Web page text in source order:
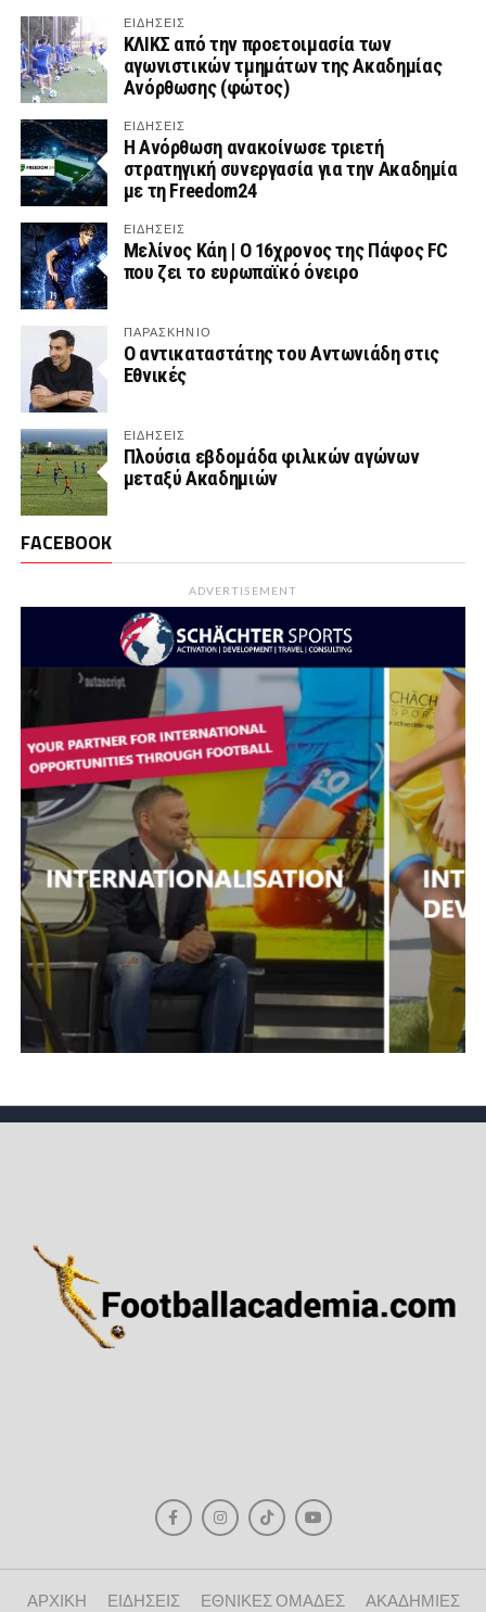
ΕΙΔΗΣΕΙΣ
ΚΛΙΚΣ από την προετοιμασία των
αγωνιστικών τμημάτων της Ακαδημίας
Ανόρθωσης (φώτος)
ΕΙΔΗΣΕΙΣ
Η Ανόρθωση ανακοίνωσε τριετή
στρατηγική συνεργασία για την Ακαδημία
με τη Freedom24
ΕΙΔΗΣΕΙΣ
Μελίνος Κάη | Ο 16χρονος της Πάφος FC
που ζει το ευρωπαϊκό όνειρο
ΠΑΡΑΣΚΉΝΙΟ
Ο αντικαταστάτης του Αντωνιάδη στις
Εθνικές
ΕΙΔΗΣΕΙΣ
Πλούσια εβδομάδα φιλικών αγώνων
μεταξύ Ακαδημιών
FACEBOOK
ADVERTISEMENT
ΑΡΧΙΚΗ ΕΙΔΗΣΕΙΣ ΕΘΝΙΚΕΣ ΟΜΑΔΕΣ ΑΚΑΔΗΜΙΕΣ